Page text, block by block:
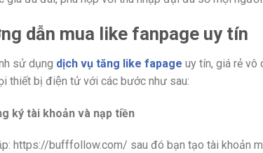
dẫn mua like fanpage uy tín
sử dụng dịch vụ tăng like fapage uy tín, giá rẻ vô
thiết bị điện tử với các bước như sau:
ký tài khoản và nạp tiền
https://bufffollow.com/ sau đó bạn tạo tài khoản